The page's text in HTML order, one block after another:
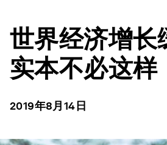
世界经济增长
实本不必这样
2019年8月14日